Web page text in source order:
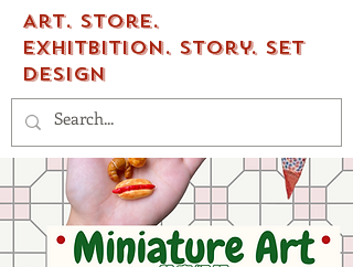
Art. Store.
Exhitbition. Story. Set
Design